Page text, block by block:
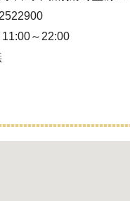
～22:00